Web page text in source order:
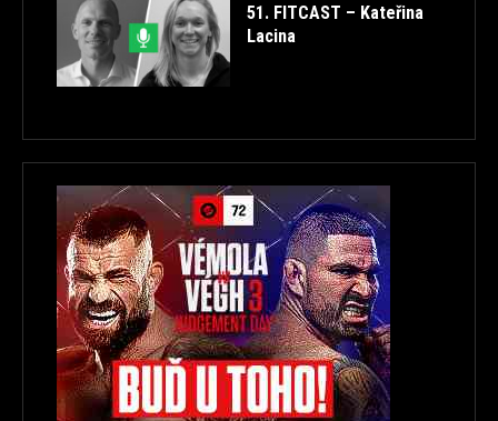
51. FITCAST – Kateřina
Lacina